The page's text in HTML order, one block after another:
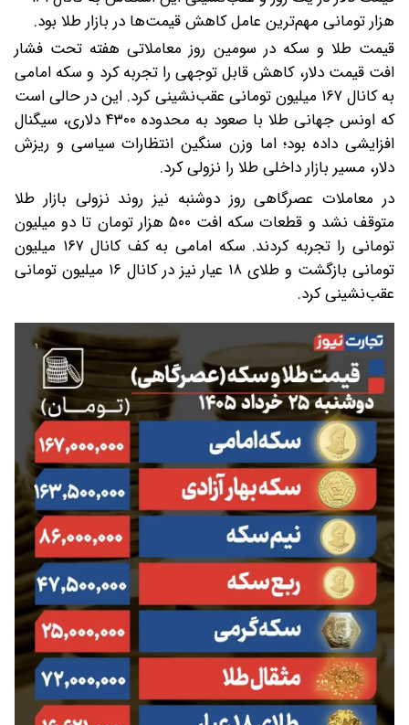
هزار تومانی مهم‌ترین عامل کاهش قیمت‌ها در بازار طلا بود.
قیمت طلا و سکه در سومین روز معاملاتی هفته تحت فشار
افت قیمت دلار، کاهش قابل توجهی را تجربه کرد و سکه امامی
به کانال ۱۶۷ میلیون تومانی عقب‌نشینی کرد. این در حالی است
که اونس جهانی طلا با صعود به محدوده ۴۳۰۰ دلاری، سیگنال
افزایشی داده بود؛ اما وزن سنگین انتظارات سیاسی و ریزش
دلار، مسیر بازار داخلی طلا را نزولی کرد.
در معاملات عصرگاهی روز دوشنبه نیز روند نزولی بازار طلا
متوقف نشد و قطعات سکه افت ۵۰۰ هزار تومان تا دو میلیون
تومانی را تجربه کردند. سکه امامی به کف کانال ۱۶۷ میلیون
تومانی بازگشت و طلای ۱۸ عیار نیز در کانال ۱۶ میلیون تومانی
عقب‌نشینی کرد.